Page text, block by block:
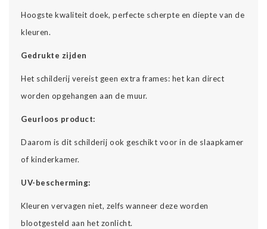
Hoogste kwaliteit doek, perfecte scherpte en diepte van de
kleuren.
Gedrukte zijden
Het schilderij vereist geen extra frames: het kan direct
worden opgehangen aan de muur.
Geurloos product:
Daarom is dit schilderij ook geschikt voor in de slaapkamer
of kinderkamer.
UV-bescherming:
Kleuren vervagen niet, zelfs wanneer deze worden
blootgesteld aan het zonlicht.